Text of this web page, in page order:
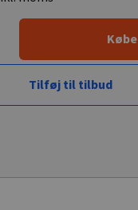
Købe
Tilføj til tilbud